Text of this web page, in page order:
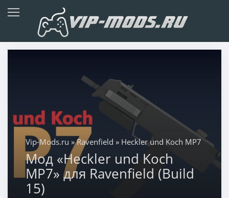
Vip-Mods.ru »Ravenfield » Heckler und Koch MP7
Мод «Heckler und Koch
MP7» для Ravenfield (Build
15)